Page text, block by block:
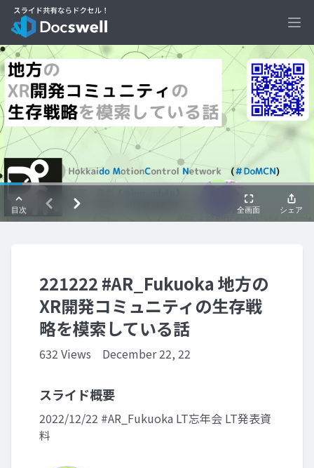
221222 #AR_Fukuoka 地方の
XR開発コミュニティの生存戦
略を模索している話
632 Views December 22, 22
スライド概要
2022/12/22 #AR_Fukuoka LT忘年会 LT発表資
料